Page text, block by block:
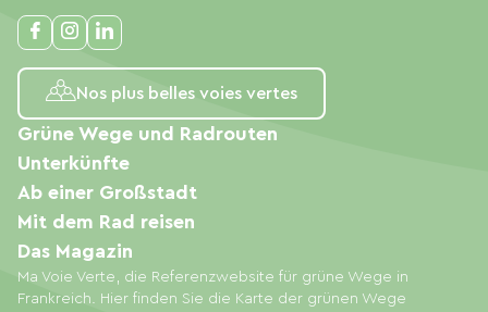
Nos plus belles voies vertes
Ma Voie Verte, die Referenzwebsite für grüne Wege in
Frankreich. Hier finden Sie die Karte der grünen Wege
Grüne Wege und Radrouten
Unterkünfte
Ab einer Großstadt
Mit dem Rad reisen
Das Magazin